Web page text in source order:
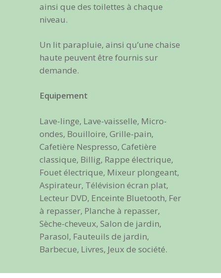
ainsi que des toilettes à chaque
niveau.
Un lit parapluie, ainsi qu’une chaise
haute peuvent être fournis sur
demande.
Equipement
Lave-linge, Lave-vaisselle, Micro-
ondes, Bouilloire, Grille-pain,
Cafetière Nespresso, Cafetière
classique, Billig, Rappe électrique,
Fouet électrique, Mixeur plongeant,
Aspirateur, Télévision écran plat,
Lecteur DVD, Enceinte Bluetooth, Fer
à repasser, Planche à repasser,
Sèche-cheveux, Salon de jardin,
Parasol, Fauteuils de jardin,
Barbecue, Livres, Jeux de société.